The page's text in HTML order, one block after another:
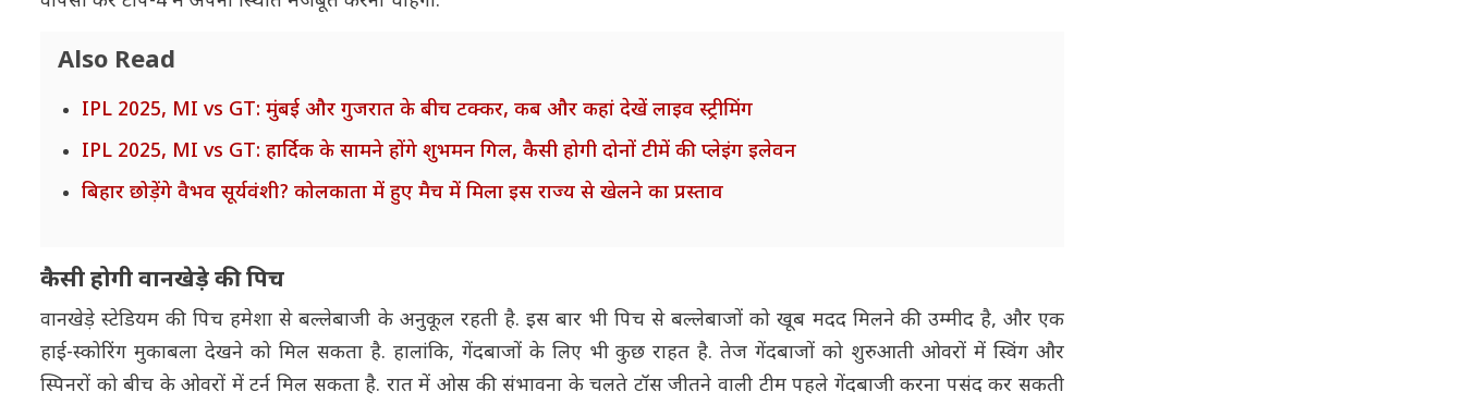
Also Read
IPL 2025, MI vs GT: मुंबई और गुजरात के बीच टक्कर, कब और कहां देखें लाइव स्ट्रीमिंग
IPL 2025, MI vs GT: हार्दिक के सामने होंगे शुभमन गिल, कैसी होगी दोनों टीमें की प्लेइंग इलेवन
बिहार छोड़ेंगे वैभव सूर्यवंशी? कोलकाता में हुए मैच में मिला इस राज्य से खेलने का प्रस्ताव
कैसी होगी वानखेड़े की पिच
वानखेड़े स्टेडियम की पिच हमेशा से बल्लेबाजी के अनुकूल रहती है. इस बार भी पिच से बल्लेबाजों को खूब मदद मिलने की उम्मीद है, और एक
हाई-स्कोरिंग मुकाबला देखने को मिल सकता है. हालांकि, गेंदबाजों के लिए भी कुछ राहत है. तेज गेंदबाजों को शुरुआती ओवरों में स्विंग और
स्पिनरों को बीच के ओवरों में टर्न मिल सकता है. रात में ओस की संभावना के चलते टॉस जीतने वाली टीम पहले गेंदबाजी करना पसंद कर सकती